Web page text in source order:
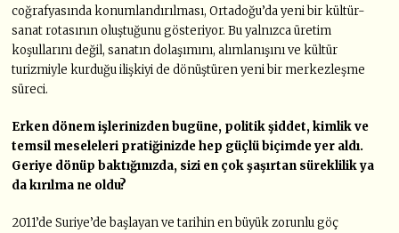
coğrafyasında konumlandırılması, Ortadoğu’da yeni bir kültür-
sanat rotasının oluştuğunu gösteriyor. Bu yalnızca üretim
koşullarını değil, sanatın dolaşımını, alımlanışını ve kültür
turizmiyle kurduğu ilişkiyi de dönüştüren yeni bir merkezleşme
süreci.
Erken dönem işlerinizden bugüne, politik şiddet, kimlik ve
temsil meseleleri pratiğinizde hep güçlü biçimde yer aldı.
Geriye dönüp baktığınızda, sizi en çok şaşırtan süreklilik ya
da kırılma ne oldu?
2011’de Suriye’de başlayan ve tarihin en büyük zorunlu göç